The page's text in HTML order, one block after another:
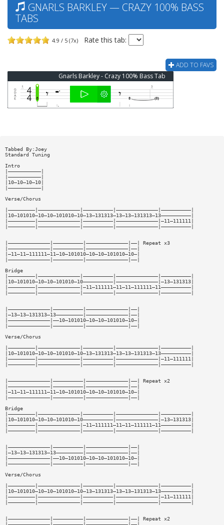
GNARLS BARKLEY — CRAZY 100% BASS
TABS
4.9 / 5 (7x) Rate this tab:
ADD TO FAVS
Gnarls Barkley - Crazy 100% Bass Tab
Tabbed By:Joey
Standard Tuning
Intro
|———————————|
|———————————|
|10—10—10—10|
|———————————|
Verse/Chorus
|—————————|——————————————|——————————|——————————————|——————————|
|10—101010—10—10—101010—10—13—131313—13—13—131313—13——————————|
|—————————|——————————————|——————————|——————————————|—11—111111|
|—————————|——————————————|——————————|——————————————|——————————|
|——————————————|——————————|——————————————|——| Repeat x3
|——————————————|——————————|——————————————|——|
|—11—11—111111—11—10—101010—10—10—101010—10—|
|——————————————|——————————|——————————————|——|
Bridge
|—————————|——————————————|——————————|——————————————|——————————|
|10—101010—10—10—101010—10——————————|——————————————|—13—131313|
|—————————|——————————————|—11—111111—11—11—111111—11——————————|
|—————————|——————————————|——————————|——————————————|——————————|
|——————————————|——————————|——————————————|——|
|—13—13—131313—13—————————|——————————————|——|
|——————————————|——10—101010—10—10—101010—10—|
|——————————————|——————————|——————————————|——|
Verse/Chorus
|—————————|——————————————|——————————|——————————————|——————————|
|10—101010—10—10—101010—10—13—131313—13—13—131313—13——————————|
|—————————|——————————————|——————————|——————————————|—11—111111|
|—————————|——————————————|——————————|——————————————|——————————|
|——————————————|——————————|——————————————|——| Repeat x2
|——————————————|——————————|——————————————|——|
|—11—11—111111—11—10—101010—10—10—101010—10—|
|——————————————|——————————|——————————————|——|
Bridge
|—————————|——————————————|——————————|——————————————|——————————|
|10—101010—10—10—101010—10——————————|——————————————|—13—131313|
|—————————|——————————————|—11—111111—11—11—111111—11——————————|
|—————————|——————————————|——————————|——————————————|——————————|
|——————————————|——————————|——————————————|——|
|—13—13—131313—13—————————|——————————————|——|
|——————————————|——10—101010—10—10—101010—10—|
|——————————————|——————————|——————————————|——|
Verse/Chorus
|—————————|——————————————|——————————|——————————————|——————————|
|10—101010—10—10—101010—10—13—131313—13—13—131313—13——————————|
|—————————|——————————————|——————————|——————————————|—11—111111|
|—————————|——————————————|——————————|——————————————|——————————|
|——————————————|——————————|——————————————|——| Repeat x2